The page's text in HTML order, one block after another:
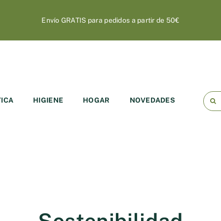
Envío GRATIS para pedidos a partir de 50€
HIGIENE HOGAR NOVEDADES